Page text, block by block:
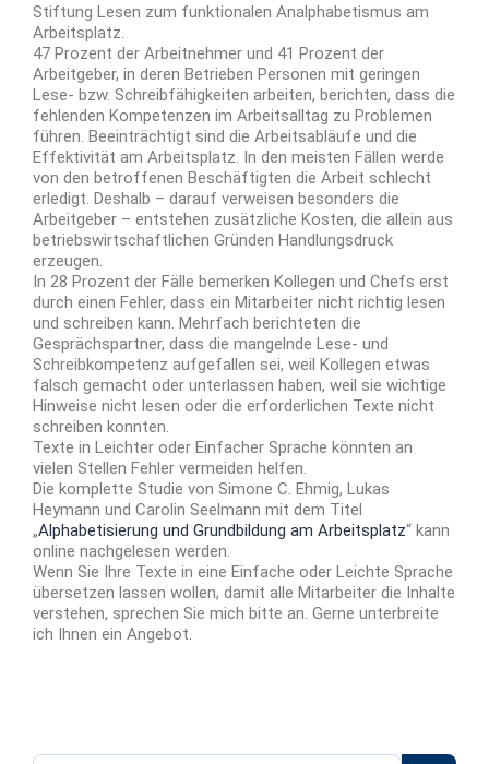
Stiftung Lesen zum funktionalen Analphabetismus am
Arbeitsplatz.
47 Prozent der Arbeitnehmer und 41 Prozent der
Arbeitgeber, in deren Betrieben Personen mit geringen
Lese- bzw. Schreibfähigkeiten arbeiten, berichten, dass die
fehlenden Kompetenzen im Arbeitsalltag zu Problemen
führen. Beeinträchtigt sind die Arbeitsabläufe und die
Effektivität am Arbeitsplatz. In den meisten Fällen werde
von den betroffenen Beschäftigten die Arbeit schlecht
erledigt. Deshalb – darauf verweisen besonders die
Arbeitgeber – entstehen zusätzliche Kosten, die allein aus
betriebswirtschaftlichen Gründen Handlungsdruck
erzeugen.
In 28 Prozent der Fälle bemerken Kollegen und Chefs erst
durch einen Fehler, dass ein Mitarbeiter nicht richtig lesen
und schreiben kann. Mehrfach berichteten die
Gesprächspartner, dass die mangelnde Lese- und
Schreibkompetenz aufgefallen sei, weil Kollegen etwas
falsch gemacht oder unterlassen haben, weil sie wichtige
Hinweise nicht lesen oder die erforderlichen Texte nicht
schreiben konnten.
Texte in Leichter oder Einfacher Sprache könnten an
vielen Stellen Fehler vermeiden helfen.
Die komplette Studie von Simone C. Ehmig, Lukas
Heymann und Carolin Seelmann mit dem Titel
„Alphabetisierung und Grundbildung am Arbeitsplatz“ kann
online nachgelesen werden.
Wenn Sie Ihre Texte in eine Einfache oder Leichte Sprache
übersetzen lassen wollen, damit alle Mitarbeiter die Inhalte
verstehen, sprechen Sie mich bitte an. Gerne unterbreite
ich Ihnen ein Angebot.